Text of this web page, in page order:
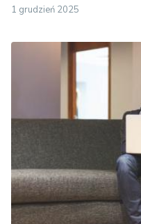
1 grudzień 2025